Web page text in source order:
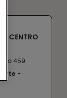
CENTRO
459